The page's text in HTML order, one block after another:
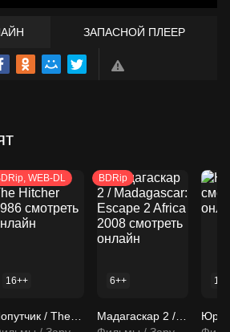
ЗАПАСНОЙ ПЛЕЕР
ТРЕЙЛЕР
WEB-DL
16++
BDRip
6++